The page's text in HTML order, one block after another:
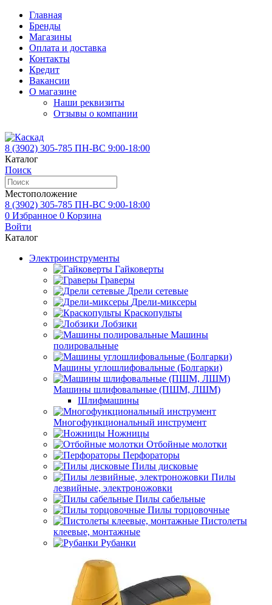
Главная
Бренды
Магазины
Оплата и доставка
Контакты
Кредит
Вакансии
О магазине
Наши реквизиты
Отзывы о компании
8 (3902) 305-785 ПН-ВС 9:00-18:00
Каталог
Поиск
Местоположение
8 (3902) 305-785 ПН-ВС 9:00-18:00
0 Избранное 0 Корзина
Войти
Каталог
Электроинструменты
Гайковерты
Граверы
Дрели сетевые
Дрели-миксеры
Краскопульты
Лобзики
Машины
полировальные
Машины углошлифовальные (Болгарки)
Машины шлифовальные (ПШМ, ЛШМ)
Шлифмашины
Многофункциональный инструмент
Ножницы
Отбойные молотки
Перфораторы
Пилы дисковые
Пилы
лезвийные, электроножовки
Пилы сабельные
Пилы торцовочные
Пистолеты
клеевые, монтажные
Рубанки